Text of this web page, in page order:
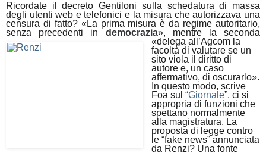
Ricordate il decreto Gentiloni sulla schedatura di massa
degli utenti web e telefonici e la misura che autorizzava una
censura di fatto? «La prima misura è da regime autoritario,
senza precedenti in democrazia», mentre la seconda
«delega all’Agcom la
facoltà di valutare se un
sito viola il diritto di
autore e, un caso
affermativo, di oscurarlo».
In questo modo, scrive
Foa sul “Giornale”, ci si
appropria di funzioni che
spettano normalmente
alla magistratura. La
proposta di legge contro
le “fake news” annunciata
da Renzi? Una fonte